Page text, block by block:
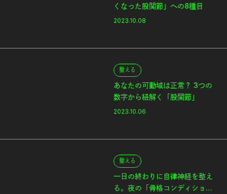
くなった股関節」への8種目
2023.10.08
整える
あなたの可動域は正常？ 3つの
数字から紐解く「股関節」
2023.10.06
整える
一日の終わりに自律神経を整え
る。夜の「骨格コンディショニ